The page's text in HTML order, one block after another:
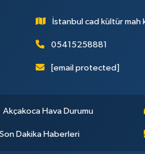
İstanbul cad kültür mah
05415258881
[email protected]
Akçakoca Hava Durumu
Son Dakika Haberleri